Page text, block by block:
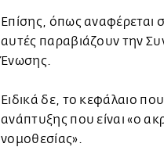
Επίσης, όπως αναφέρεται
αυτές παραβιάζουν την
Ένωσης.
Ειδικά δε, το κεφάλαιο
ανάπτυξης που είναι «ο
νομοθεσίας».